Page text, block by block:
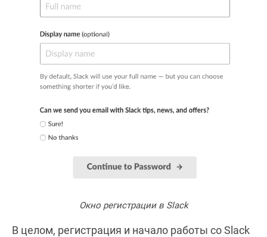
Окно регистрации в Slack
В целом, регистрация и начало работы со Slack